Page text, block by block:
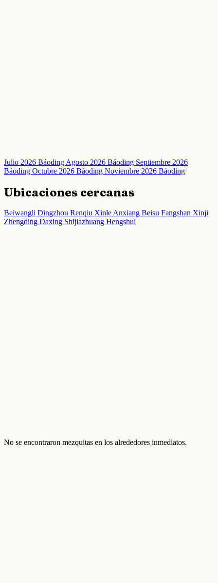
Julio 2026 Báoding Agosto 2026 Báoding Septiembre 2026
Báoding Octubre 2026 Báoding Noviembre 2026 Báoding
Ubicaciones cercanas
Beiwangli Dingzhou Renqiu XinleAnxiang Beisu Fangshan Xinji
Zhengding Daxing Shijiazhuang Hengshui
No se encontraron mezquitas en los alrededores inmediatos.